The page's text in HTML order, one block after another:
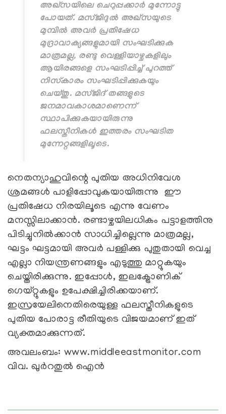
അഖ്‌സയിലെ ചെറുപ്പക്കാര്‍ മുന്നോട്ടു
പോയത്. മസ്ജിദുല്‍ അഖ്‌സയുടെ
മുമ്പില്‍ അവര്‍ പ്രതിഷേധ
മുദ്രാവാക്യങ്ങളുമായി സംഘടിക്കുക
മാത്രമല്ല, രണ്ടു വെള്ളിയാഴ്ചകളിലും
ആയിരങ്ങളെ സംഘടിപ്പിച്ച് പുറത്ത്
നിസ്‌കാരം സംഘടിപ്പിക്കുകയും
ചെയ്തു. മസ്ജിദ് തങ്ങളുടെ
ജനമാവകാശമാണെന്ന്
സ്ഥാപിക്കുകയായിരുന്നു
ഫലസ്തീനികള്‍ ഇത്തരം സംഘടിത
മുന്നേറ്റങ്ങളിലൂടെ.
നെതന്യാഹുവിന്റെ പുതിയ അധിനിവേശ
ശ്രമങ്ങള്‍ പാളിപ്പോവുകയായിരുന്നു ഈ
പ്രതിഷേധ നിരയിലൂടെ എന്നു വേണം
മനസ്സിലാക്കാന്‍. രണ്ടാഴ്ചയിലധികം പട്ടാളത്തിനു
പിടിച്ചുനില്‍ക്കാന്‍ സാധിച്ചില്ലെന്നു മാത്രമല്ല,
ഘട്ടം ഘട്ടമായി അവര്‍ പള്ളിക്കു പുതുതായി വെച്ച
എല്ലാ നിയന്ത്രണങ്ങളും എടുത്തു മാറ്റുകയും
ചെയ്തിരിക്കുന്നു. ഇപ്പോള്‍, ഇലക്ട്രോണിക്
ഗെയ്റ്റുകളും ഉപേക്ഷിച്ചിരിക്കയാണ്.
ഇസ്രയേലിനെതിരെയുള്ള ഫലസ്തീനികളുടെ
പുതിയ പോരാട്ട രീതിയുടെ വിജയമാണ് ഇത്
വ്യക്തമാക്കുന്നത്.
അവലംബം: www.middleeastmonitor.com
വിവ. ഖുര്‍റതുല്‍ ഐന്‍